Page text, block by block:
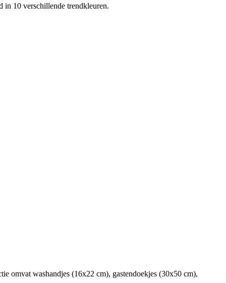
in 10 verschillende trendkleuren.
omvat washandjes (16x22 cm), gastendoekjes (30x50 cm),